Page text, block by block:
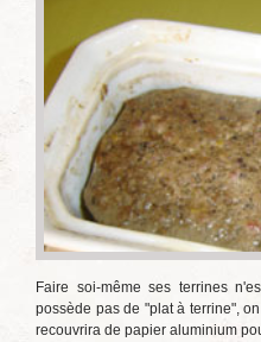
Faire soi-même ses terrines
possède pas de "plat à terrine",
recouvrira de papier aluminium